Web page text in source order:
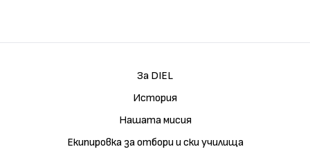
За DIEL
История
Нашата мисия
Екипировка за отбори и ски училища